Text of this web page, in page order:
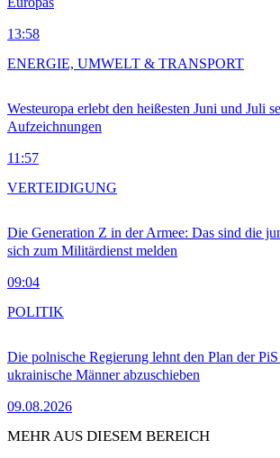
13:58
Westeuropa erlebt den heißesten Juni und Juli
Aufzeichnungen
11:57
ENERGIE, UMWELT & TRANSPORT
Die Generation Z in der Armee: Das sind die
sich zum Militärdienst melden
09:04
VERTEIDIGUNG
Die polnische Regierung lehnt den Plan der
ukrainische Männer abzuschieben
09.08.2026
POLITIK
MEHR AUS DIESEM BEREICH